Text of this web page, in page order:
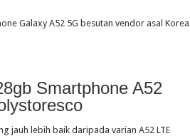
Galaxy A52 5G besutan vendor asal Korea
Smartphone A52
jauh lebih baik daripada varian A52 LTE